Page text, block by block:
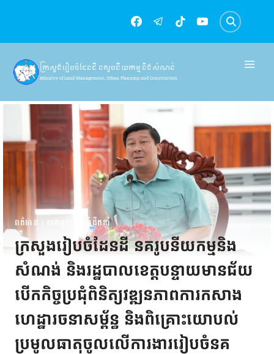
content
ក្រសួងរៀបចំដែនដី នគរូបនីយកម្ម និងសំណង់
Ministry of Land Management, Urban Planning and Construction
ពត៌មាន | សកម្មភាពថ្នាក់ដឹកនាំ
ក្រសួងរៀបចំដែនដី នគរូបនីយកម្មនិង
សំណង់ និងរដ្ឋបាលខេត្តបន្ទាយមានជ័យ
បើកកិច្ចប្រជុំពិនិត្យវឌ្ឍនភាពការកសាង
ហេដ្ឋារចនាសម្ព័ន្ធ និងពិគ្រោះយោបល់
ប្រមូលធាតុចូលលើការងាររៀបចំនគ